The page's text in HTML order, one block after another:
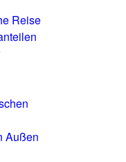
Reise
Außen